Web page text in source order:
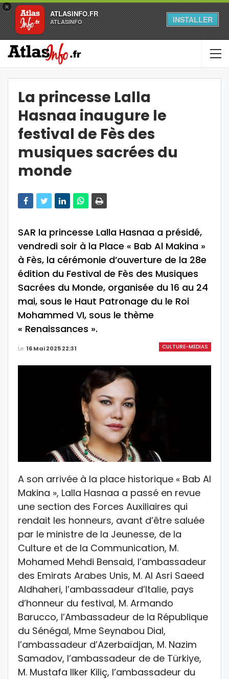
×
ATLASINFO.FR
ATLASINFO INSTALLER
La princesse Lalla
Hasnaa inaugure le
festival de Fès des
musiques sacrées du
monde
SAR la princesse Lalla Hasnaa a présidé,
vendredi soir à la Place « Bab Al Makina »
à Fès, la cérémonie d’ouverture de la 28e
édition du Festival de Fès des Musiques
Sacrées du Monde, organisée du 16 au 24
mai, sous le Haut Patronage du le Roi
Mohammed VI, sous le thème
« Renaissances ».
CULTURE-MEDIAS
Le 16 Mai 2025 22:31
A son arrivée à la place historique « Bab Al
Makina », Lalla Hasnaa a passé en revue
une section des Forces Auxiliaires qui
rendait les honneurs, avant d’être saluée
par le ministre de la Jeunesse, de la
Culture et de la Communication, M.
Mohamed Mehdi Bensaid, l’ambassadeur
des Emirats Arabes Unis, M. Al Asri Saeed
Aldhaheri, l’ambassadeur d’Italie, pays
d’honneur du festival, M. Armando
Barucco, l’Ambassadeur de la République
du Sénégal, Mme Seynabou Dial,
l’ambassadeur d’Azerbaïdjan, M. Nazim
Samadov, l’ambassadeur de de Türkiye,
M. Mustafa Ilker Kiliç, l’ambassadeur du